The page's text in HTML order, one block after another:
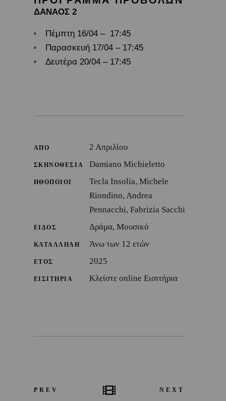
ΔΑΝΑΟΣ 2
Πέμπτη 16/04 – 17:45
Παρασκευή 17/04 – 17:45
Δευτέρα 20/04 – 17:45
ΑΠΟ 2 Απριλίου
ΣΚΗΝΟΘΕΣΙΑ Damiano Michieletto
ΗΘΟΠΟΙΟΙ
Tecla Insolia, Michele
Riondino, Andrea
Pennacchi, Fabrizia Sacchi
ΕΙΔΟΣ Δράμα, Μουσικό
ΚΑΤΑΛΛΗΛΗ Άνω των 12 ετών
ΕΤΟΣ 2025
ΕΙΣΙΤΗΡΙΑ Κλείστε online Εισιτήρια
PREV NEXT